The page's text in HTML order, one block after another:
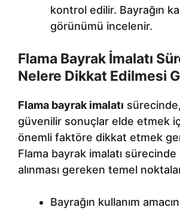
kontrol edilir. Bayrağın
görünümü incelenir.
Flama Bayrak İmalatı
Nelere Dikkat Edilmesi
Flama bayrak imalatı
güvenilir sonuçlar elde etmek
önemli faktöre dikkat etmek
Flama bayrak imalatı
alınması gereken temel
Bayrağın kullanım